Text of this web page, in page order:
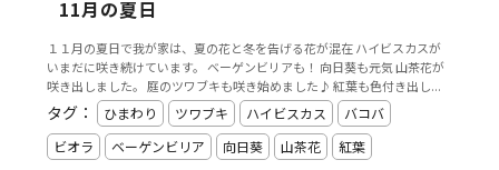
11月の夏日
１１月の夏日で我が家は、夏の花と冬を告げる花が混在 ハイビスカスが
いまだに咲き続けています。 ベーゲンビリアも！ 向日葵も元気 山茶花が
咲き出しました。 庭のツワブキも咲き始めました♪ 紅葉も色付き出し...
タグ： ひまわり ツワブキ ハイビスカス
バコバ
ビオラ
ベーゲンビリア 向日葵 山茶花 紅葉